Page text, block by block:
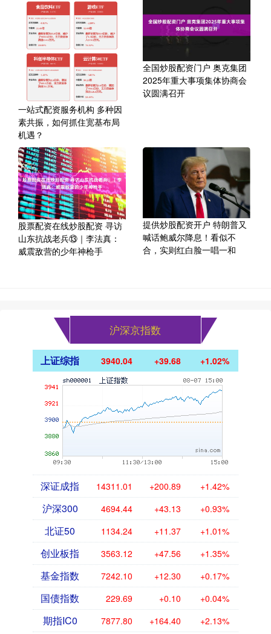
一站式配资服务机构 多种因
素共振，如何抓住宽基布局
机遇？
全国炒股配资门户 奥克集团
2025年重大事项集体协商会
议圆满召开
股票配资在线炒股配资 寻访
山东抗战老兵⑬｜李法真：
威震敌营的少年神枪手
提供炒股配资开户 特朗普又
喊话鲍威尔降息！看似不
合，实则红白脸一唱一和
沪深京指数
上证综指 3940.04 +39.68 +1.02%
深证成指 14311.01 +200.89 +1.42%
沪深300 4694.44 +43.13 +0.93%
北证50 1134.24 +11.37 +1.01%
创业板指 3563.12 +47.56 +1.35%
基金指数 7242.10 +12.30 +0.17%
国债指数 229.69 +0.10 +0.04%
期指IC0 7877.80 +164.40 +2.13%